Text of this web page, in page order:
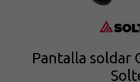
Pantalla soldar